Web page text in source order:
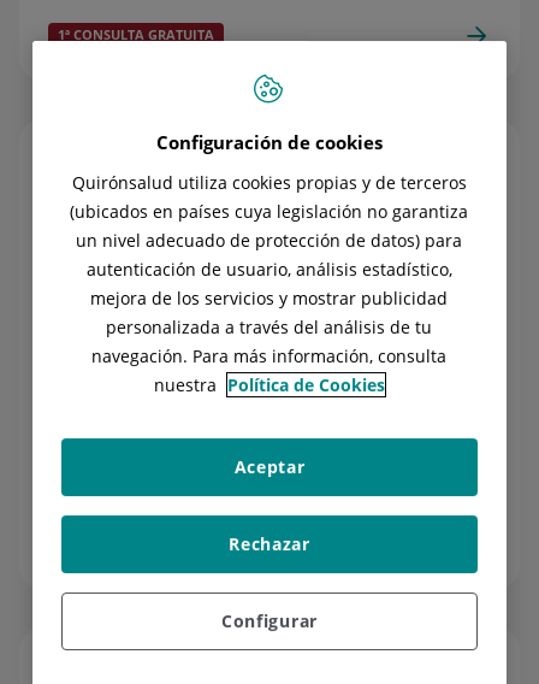
1ª CONSULTA GRATUITA
ESTUDIOS GENÉTICOS
que te ayudarán a
enfermedadesomejorar tu calidad de vida.
Configuración de cookies
Quirónsalud utiliza cookies propias y de terceros
(ubicados en países cuya legislación no garantiza
un nivel adecuado de protección de datos) para
autenticación de usuario, análisis estadístico,
mejora de los servicios y mostrar publicidad
personalizada a través del análisis de tu
navegación. Para más información, consulta
nuestra Política de Cookies
Configurar
Rechazar
Aceptar